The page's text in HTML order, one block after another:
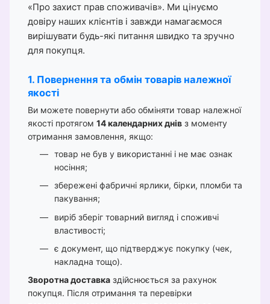
«Про захист прав споживачів». Ми цінуємо
довіру наших клієнтів і завжди намагаємося
вирішувати будь-які питання швидко та зручно
для покупця.
1. Повернення та обмін товарів належної
якості
Ви можете повернути або обміняти товар належної
якості протягом 14 календарних днів з моменту
отримання замовлення, якщо:
товар не був у використанні і не має ознак
носіння;
збережені фабричні ярлики, бірки, пломби та
пакування;
виріб зберіг товарний вигляд і споживчі
властивості;
є документ, що підтверджує покупку (чек,
накладна тощо).
Зворотна доставка здійснюється за рахунок
покупця. Після отримання та перевірки